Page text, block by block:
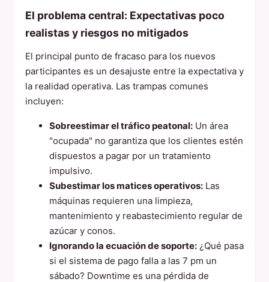
El problema central: Expectativas poco
realistas y riesgos no mitigados
El principal punto de fracaso para los nuevos
participantes es un desajuste entre la expectativa y
la realidad operativa. Las trampas comunes
incluyen:
Sobreestimar el tráfico peatonal: Un área
"ocupada" no garantiza que los clientes estén
dispuestos a pagar por un tratamiento
impulsivo.
Subestimar los matices operativos: Las
máquinas requieren una limpieza,
mantenimiento y reabastecimiento regular de
azúcar y conos.
Ignorando la ecuación de soporte: ¿Qué pasa
si el sistema de pago falla a las 7 pm un
sábado? Downtime es una pérdida de